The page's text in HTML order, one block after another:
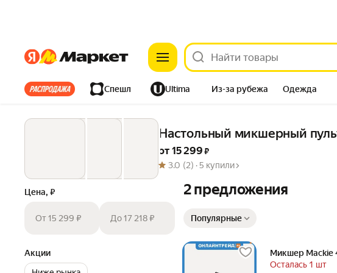
ЯндексЯндекс
Все хиты Спешл Ultima Из-за рубежа Одежда
Дом Ремонт Детям Красота
Настольный микшерный
от 15 299 ₽
3.0 (2) ·5 купили
Цена, ₽
От 15 299 ₽ До 17 218 ₽
Акции
2 предложения
Популярные
Микшер Mackie
Осталась 1 шт